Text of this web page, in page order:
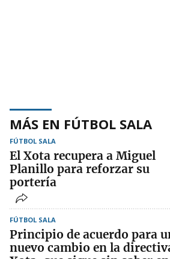
MÁS EN FÚTBOL SALA
FÚTBOL SALA
El Xota recupera a Miguel
Planillo para reforzar su
portería
FÚTBOL SALA
Principio de acuerdo para
nuevo cambio en la